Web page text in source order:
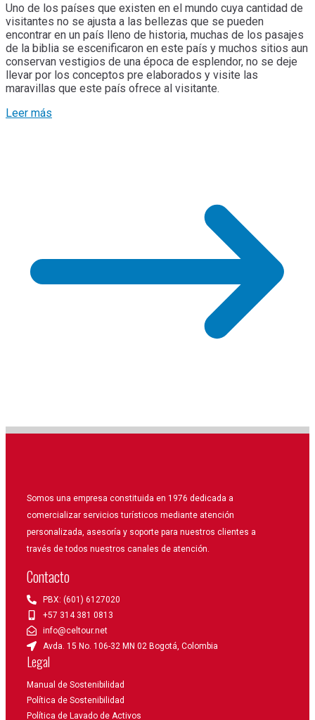
Uno de los países que existen en el mundo cuya cantidad de
visitantes no se ajusta a las bellezas que se pueden
encontrar en un país lleno de historia, muchas de los pasajes
de la biblia se escenificaron en este país y muchos sitios aun
conservan vestigios de una época de esplendor, no se deje
llevar por los conceptos pre elaborados y visite las
maravillas que este país ofrece al visitante.
Leer más
Somos una empresa constituida en 1976 dedicada a
comercializar servicios turísticos mediante atención
personalizada, asesoría y soporte para nuestros clientes a
través de todos nuestros canales de atención.
Contacto
PBX: (601) 6127020
+57 314 381 0813
info@celtour.net
Avda. 15 No. 106-32 MN 02 Bogotá, Colombia
Legal
Manual de Sostenibilidad
Política de Sostenibilidad
Política de Lavado de Activos